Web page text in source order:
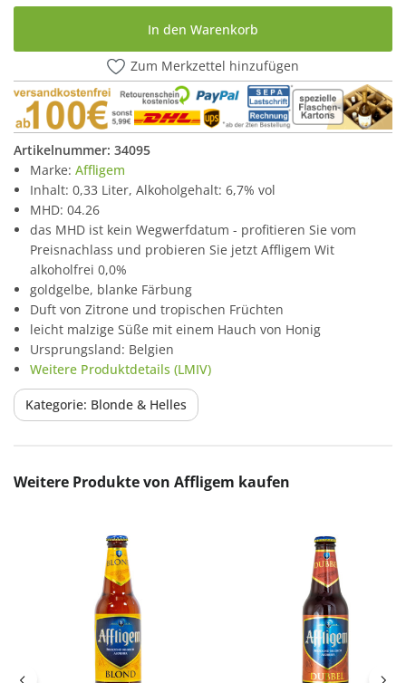
In den Warenkorb
Zum Merkzettel hinzufügen
Artikelnummer: 34095
Marke: Affligem
Inhalt: 0,33 Liter, Alkoholgehalt: 6,7% vol
MHD: 04.26
das MHD ist kein Wegwerfdatum - profitieren Sie vom
Preisnachlass und probieren Sie jetzt Affligem Wit
alkoholfrei 0,0%
goldgelbe, blanke Färbung
Duft von Zitrone und tropischen Früchten
leicht malzige Süße mit einem Hauch von Honig
Ursprungsland: Belgien
Weitere Produktdetails (LMIV)
Kategorie: Blonde & Helles
Produktgalerie überspringen
Weitere Produkte von Affligem kaufen